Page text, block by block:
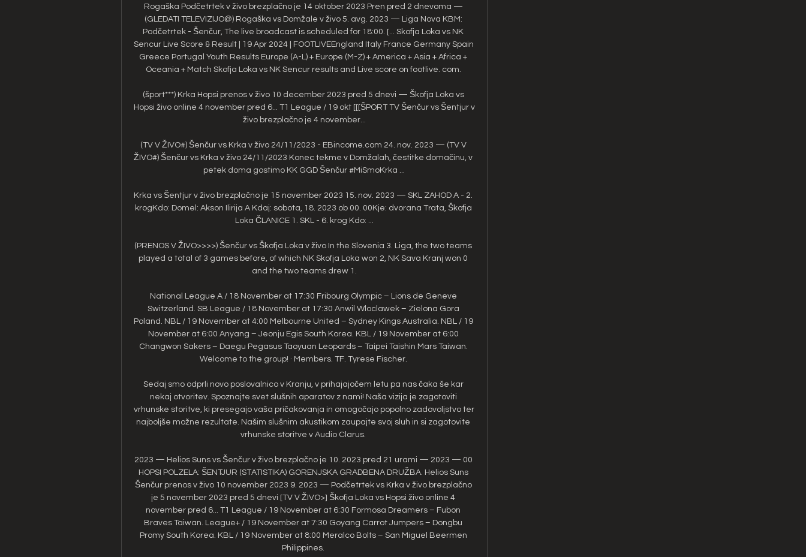
Rogaška Podčetrtek v živo brezplačno je 14 oktober 2023 Pren pred 2 dnevoma —
(GLEDATI TELEVIZIJO@) Rogaška vs Domžale v živo 5. avg. 2023 — Liga Nova KBM:
Podčetrtek - Šenčur, The live broadcast is scheduled for 18:00. [... Skofja Loka vs NK
Sencur Live Score & Result | 19 Apr 2024 | FOOTLIVEEngland Italy France Germany Spain
Greece Portugal Youth Results Europe (A-L) + Europe (M-Z) + America + Asia + Africa +
Oceania + Match Skofja Loka vs NK Sencur results and Live score on footlive. com.
(šport***) Krka Hopsi prenos v živo 10 december 2023 pred 5 dnevi — Škofja Loka vs
Hopsi živo online 4 november pred 6... T1 League / 19 okt [[[ŠPORT TV Šenčur vs Šentjur v
živo brezplačno je 4 november...
(TV V ŽIVO#) Šenčur vs Krka v živo 24/11/2023 - EBincome.com 24. nov. 2023 — (TV V
ŽIVO#) Šenčur vs Krka v živo 24/11/2023 Konec tekme v Domžalah, čestitke domačinu, v
petek doma gostimo KK GGD Šenčur #MiSmoKrka ...
Krka vs Šentjur v živo brezplačno je 15 november 2023 15. nov. 2023 — SKL ZAHOD A - 2.
krogKdo: Domel: Akson Ilirija A Kdaj: sobota, 18. 2023 ob 00. 00Kje: dvorana Trata, Škofja
Loka ČLANICE 1. SKL - 6. krog Kdo: ...
(PRENOS V ŽIVO>>>>) Šenčur vs Škofja Loka v živo In the Slovenia 3. Liga, the two teams
played a total of 3 games before, of which NK Skofja Loka won 2, NK Sava Kranj won 0
and the two teams drew 1.
National League A / 18 November at 17:30 Fribourg Olympic – Lions de Geneve
Switzerland. SB League / 18 November at 17:30 Anwil Wloclawek – Zielona Gora
Poland. NBL / 19 November at 4:00 Melbourne United – Sydney Kings Australia. NBL / 19
November at 6:00 Anyang – Jeonju Egis South Korea. KBL / 19 November at 6:00
Changwon Sakers – Daegu Pegasus Taoyuan Leopards – Taipei Taishin Mars Taiwan.
Welcome to the group! · Members. TF. Tyrese Fischer.
Sedaj smo odprli novo poslovalnico v Kranju, v prihajajočem letu pa nas čaka še kar
nekaj otvoritev. Spoznajte svet slušnih aparatov z nami! Naša vizija je zagotoviti
vrhunske storitve, ki presegajo vaša pričakovanja in omogočajo popolno zadovoljstvo ter
najboljše možne rezultate. Našim slušnim akustikom zaupajte svoj sluh in si zagotovite
vrhunske storitve v Audio Clarus.
2023 — Helios Suns vs Šenčur v živo brezplačno je 10. 2023 pred 21 urami — 2023 — 00
HOPSI POLZELA: ŠENTJUR (STATISTIKA) GORENJSKA GRADBENA DRUŽBA. Helios Suns
Šenčur prenos v živo 10 november 2023 9. 2023 — Podčetrtek vs Krka v živo brezplačno
je 5 november 2023 pred 5 dnevi [TV V ŽIVO>] Škofja Loka vs Hopsi živo online 4
november pred 6... T1 League / 19 November at 6:30 Formosa Dreamers – Fubon
Braves Taiwan. League+ / 19 November at 7:30 Goyang Carrot Jumpers – Dongbu
Promy South Korea. KBL / 19 November at 8:00 Meralco Bolts – San Miguel Beermen
Philippines.